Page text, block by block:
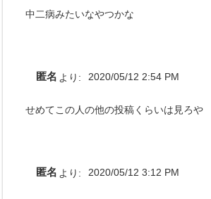
中二病みたいなやつかな
匿名 より: 2020/05/12 2:54 PM
せめてこの人の他の投稿くらいは見ろや
匿名 より: 2020/05/12 3:12 PM